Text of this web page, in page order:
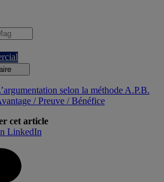
selon la méthode A.P.B.
/ Preuve / Bénéfice
cet article
LinkedIn